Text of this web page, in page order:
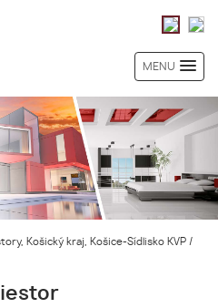
MENU
Košický kraj, Košice-Sídlisko KVP /